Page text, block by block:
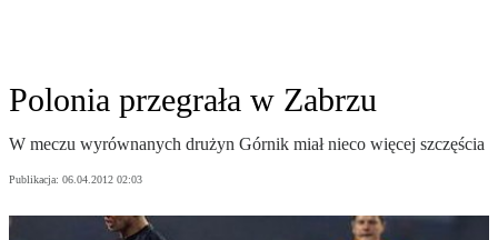
Polonia przegrała w Zabrzu
W meczu wyrównanych drużyn Górnik miał nieco więcej szczęścia
Publikacja: 06.04.2012 02:03